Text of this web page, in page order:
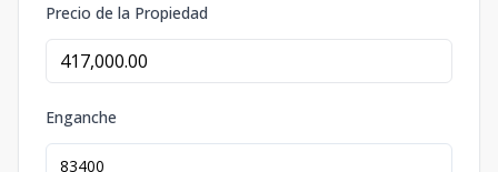
Precio de la Propiedad
Enganche